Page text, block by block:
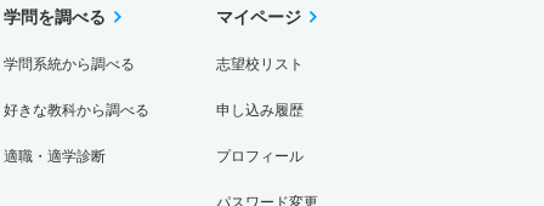
学問を調べる
学問系統から調べる
好きな教科から調べる
適職・適学診断
マイページ
志望校リスト
申し込み履歴
プロフィール
パスワード変更